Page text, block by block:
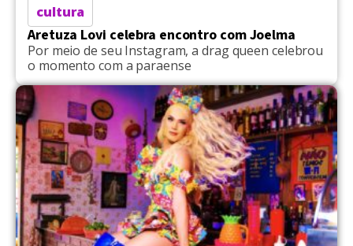
cultura
Aretuza Lovi celebra encontro com Joelma
Por meio de seu Instagram, a drag queen celebrou
o momento com a paraense